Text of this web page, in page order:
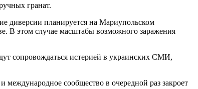
гранат.
диверсии планируется на Мариупольском
В этом случае масштабы возможного заражения
сопровождаться истерией в украинских СМИ,
сообщество в очередной раз закроет